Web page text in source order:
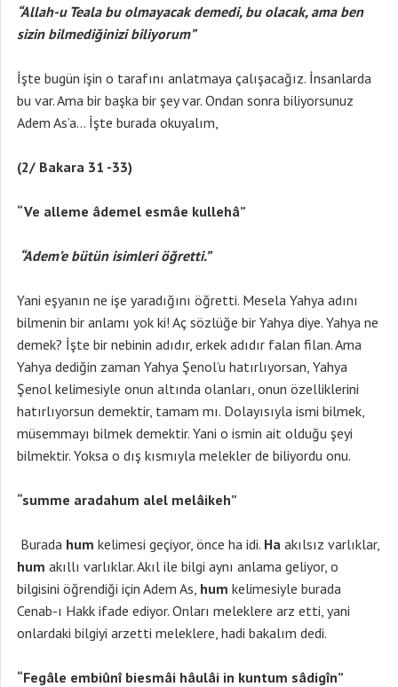
“Allah-u Teala bu olmayacak demedi, bu olacak, ama ben
sizin bilmediğinizi biliyorum”
İşte bugün işin o tarafını anlatmaya çalışacağız. İnsanlarda
bu var. Ama bir başka bir şey var. Ondan sonra biliyorsunuz
Adem As’a… İşte burada okuyalım,
(2/ Bakara 31 -33)
“Ve alleme âdemel esmâe kullehâ”
“Adem’e bütün isimleri öğretti.”
Yani eşyanın ne işe yaradığını öğretti. Mesela Yahya adını
bilmenin bir anlamı yok ki! Aç sözlüğe bir Yahya diye. Yahya ne
demek? İşte bir nebinin adıdır, erkek adıdır falan filan. Ama
Yahya dediğin zaman Yahya Şenol’u hatırlıyorsan, Yahya
Şenol kelimesiyle onun altında olanları, onun özelliklerini
hatırlıyorsun demektir, tamam mı. Dolayısıyla ismi bilmek,
müsemmayı bilmek demektir. Yani o ismin ait olduğu şeyi
bilmektir. Yoksa o dış kısmıyla melekler de biliyordu onu.
“summe aradahum alel melâikeh”
Burada hum kelimesi geçiyor, önce ha idi. Ha akılsız varlıklar,
hum akıllı varlıklar. Akıl ile bilgi aynı anlama geliyor, o
bilgisini öğrendiği için Adem As, hum kelimesiyle burada
Cenab-ı Hakk ifade ediyor. Onları meleklere arz etti, yani
onlardaki bilgiyi arzetti meleklere, hadi bakalım dedi.
“Fegâle embiûnî biesmâi hâulâi in kuntum sâdigîn”